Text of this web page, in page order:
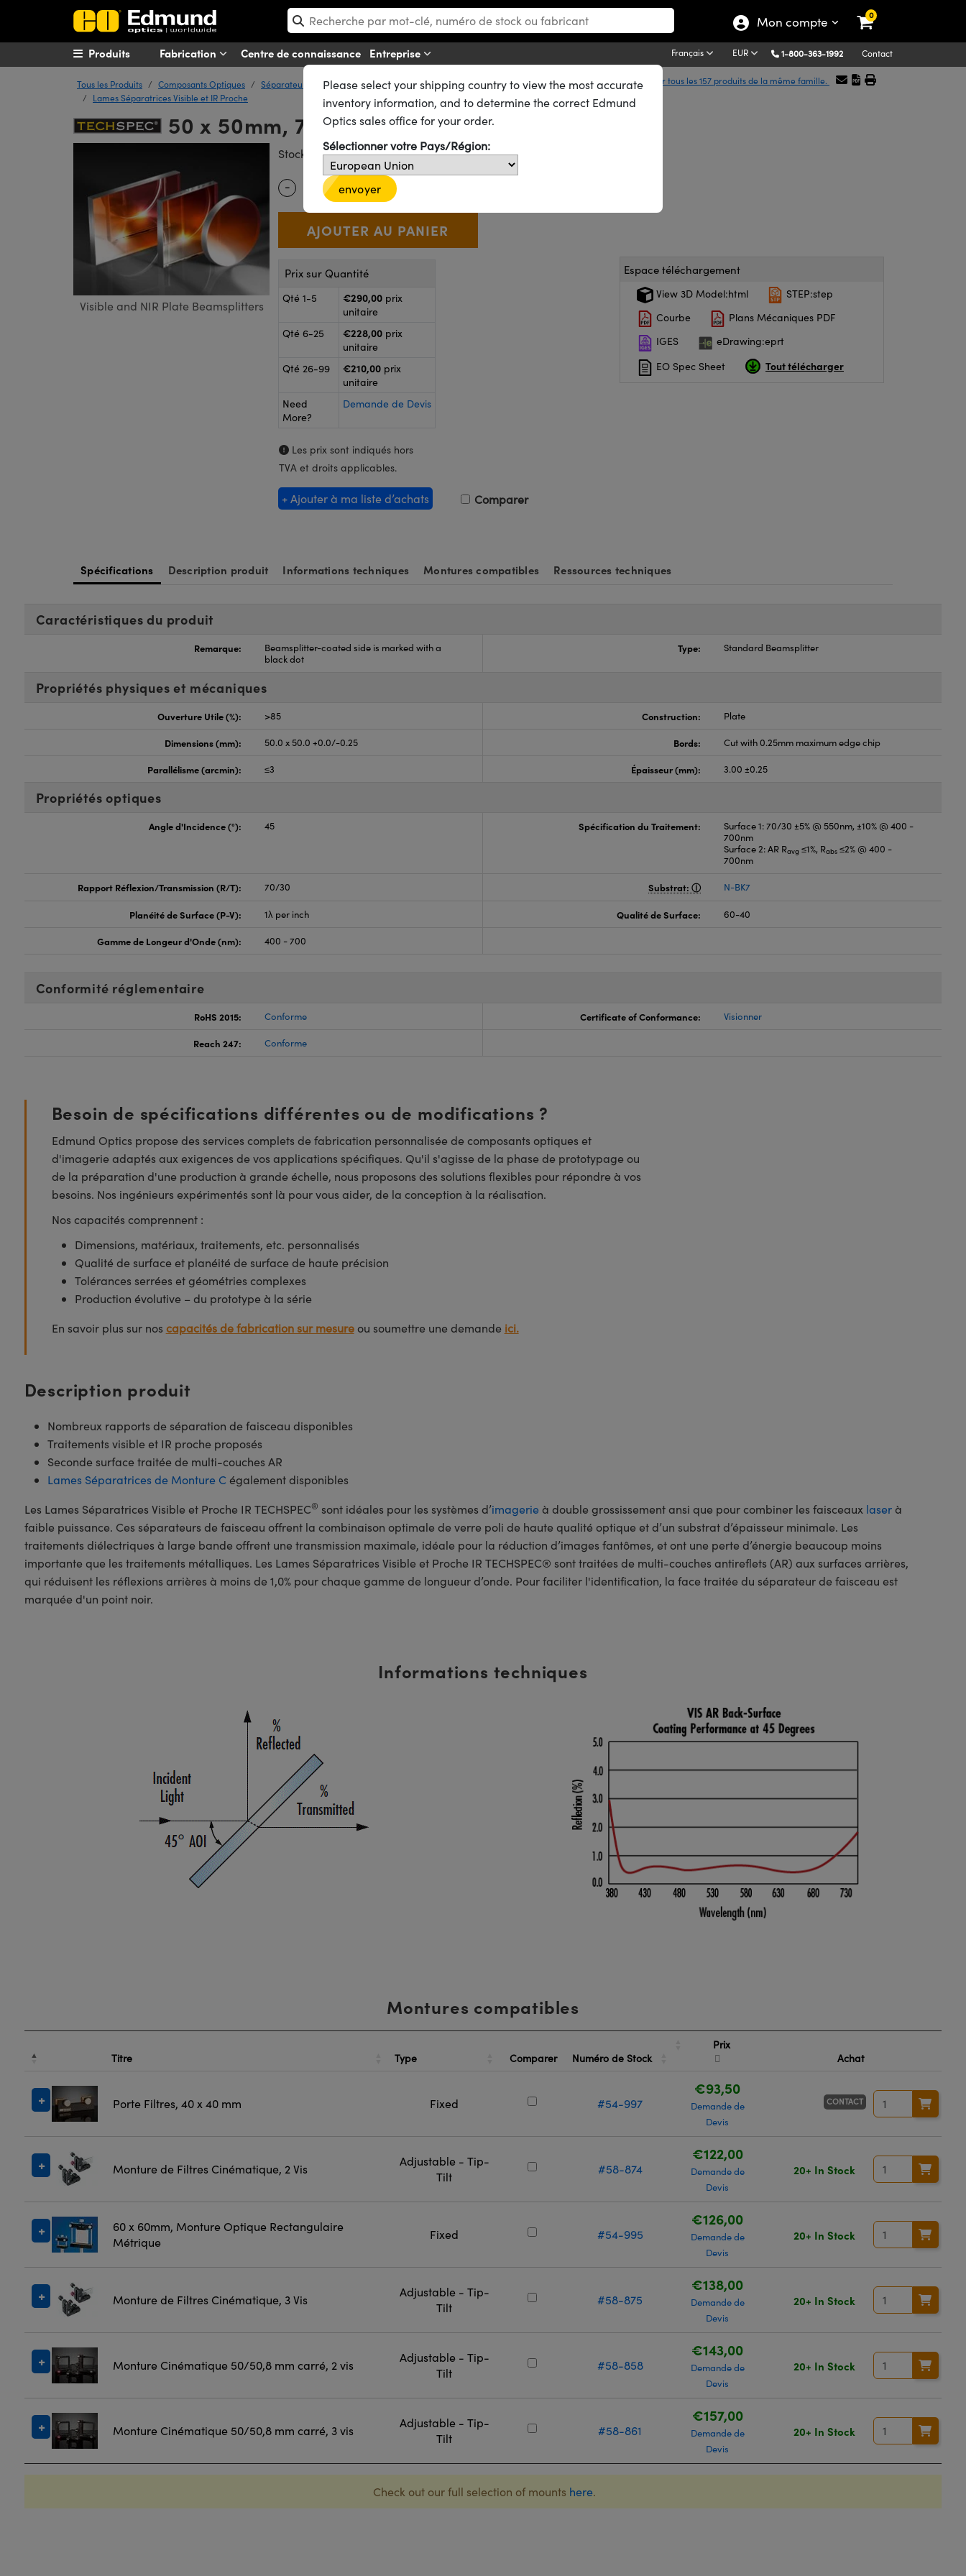
Mon compte 0
Fabrication Centre de connaissance Entreprise Français EUR 1-800-363-1992 Contact
Produits
Tous les Produits Composants Optiques Séparateurs de Faisceau
Lames Séparatrices de Faisceau
Lames Séparatrices Visible et IR Proche
Afficher tous les 157 produits de la même famille.
50 x 50mm, 70R/30T, Lame Séparatrice Visible
Visible and NIR Plate Beamsplitters
Stock #48-402 20+ In Stock
Quantity Selector
- Use the plus and minus buttons to adjust the quantity.
+ €290,00
Prix sur Quantité
Qté 1-5 €290,00 prix
unitaire
Qté 6-25
€228,00 prix
unitaire
Qté 26-99
€210,00 prix
unitaire
Need
More?
Demande de Devis
Les prix sont indiqués hors
TVA et droits applicables.
+ Ajouter à ma liste d’achats Comparer
Espace téléchargement
View 3D Model:html
STEP:step
Courbe
Plans Mécaniques PDF
IGES
eDrawing:eprt
EO Spec Sheet
Tout télécharger
Spécifications Description produit Informations techniques Montures compatibles Ressources techniques
Caractéristiques du produit
Remarque:
Beamsplitter-coated side is marked with a
black dot
Type: Standard Beamsplitter
Propriétés physiques et mécaniques
Ouverture Utile (%): >85 Construction: Plate
Dimensions (mm): 50.0 x 50.0 +0.0/-0.25 Bords: Cut with 0.25mm maximum edge chip
Parallélisme (arcmin): ≤3 Épaisseur (mm): 3.00 ±0.25
Propriétés optiques
Angle d'Incidence (°): 45 Spécification du Traitement:
Surface 1: 70/30 ±5% @ 550nm, ±10% @ 400 -
700nm
Surface 2: AR Ravg ≤1%, Rabs ≤2% @ 400 -
700nm
Rapport Réflexion/Transmission (R/T): 70/30 Substrat: N-BK7
Planéité de Surface (P-V): 1λ per inch Qualité de Surface: 60-40
Gamme de Longeur d'Onde (nm): 400 - 700
Conformité réglementaire
RoHS 2015: Conforme Certificate of Conformance: Visionner
Reach 247: Conforme
Besoin de spécifications différentes ou de modifications ?
Edmund Optics propose des services complets de fabrication personnalisée de composants optiques et
d'imagerie adaptés aux exigences de vos applications spécifiques. Qu'il s'agisse de la phase de prototypage ou
de la préparation d'une production à grande échelle, nous proposons des solutions flexibles pour répondre à vos
besoins. Nos ingénieurs expérimentés sont là pour vous aider, de la conception à la réalisation.
Nos capacités comprennent :
Dimensions, matériaux, traitements, etc. personnalisés
Qualité de surface et planéité de surface de haute précision
Tolérances serrées et géométries complexes
Production évolutive – du prototype à la série
En savoir plus sur nos capacités de fabrication sur mesureou soumettre une demande ici.
Description produit
Nombreux rapports de séparation de faisceau disponibles
Traitements visible et IR proche proposés
Seconde surface traitée de multi-couches AR
Lames Séparatrices de Monture C également disponibles
Les Lames Séparatrices Visible et Proche IR TECHSPEC® sont idéales pour les systèmes d’imagerieà double grossissement ansi que pour combiner les faisceaux laserà
faible puissance. Ces séparateurs de faisceau offrent la combinaison optimale de verre poli de haute qualité optique et d’un substrat d’épaisseur minimale. Les
traitements diélectriques à large bande offrent une transmission maximale, idéale pour la réduction d’images fantômes, et ont une perte d’énergie beaucoup moins
importante que les traitements métalliques. Les Lames Séparatrices Visible et Proche IR TECHSPEC® sont traitées de multi-couches antireflets (AR) aux surfaces arrières,
qui réduisent les réflexions arrières à moins de 1,0% pour chaque gamme de longueur d’onde. Pour faciliter l'identification, la face traitée du séparateur de faisceau est
marquée d'un point noir.
Informations techniques
Montures compatibles
Titre Type Comparer Numéro de Stock
Prix
Achat
Porte Filtres, 40 x 40 mm Fixed #54-997
€93,50
Demande de
Devis
CONTACT
Monture de Filtres Cinématique, 2 Vis
Adjustable - Tip-
Tilt
#58-874
€122,00
Demande de
Devis
20+ In Stock
60 x 60mm, Monture Optique Rectangulaire
Métrique
Fixed #54-995
€126,00
Demande de
Devis
20+ In Stock
Monture de Filtres Cinématique, 3 Vis
Adjustable - Tip-
Tilt
#58-875
€138,00
Demande de
Devis
20+ In Stock
Monture Cinématique 50/50,8 mm carré, 2 vis
Adjustable - Tip-
Tilt
#58-858
€143,00
Demande de
Devis
20+ In Stock
Monture Cinématique 50/50,8 mm carré, 3 vis
Adjustable - Tip-
Tilt
#58-861
€157,00
Demande de
Devis
20+ In Stock
Check out our full selection of mounts here.
Please select your shipping country to view the most accurate
inventory information, and to determine the correct Edmund
Optics sales office for your order.
Sélectionner votre Pays/Région:
envoyer